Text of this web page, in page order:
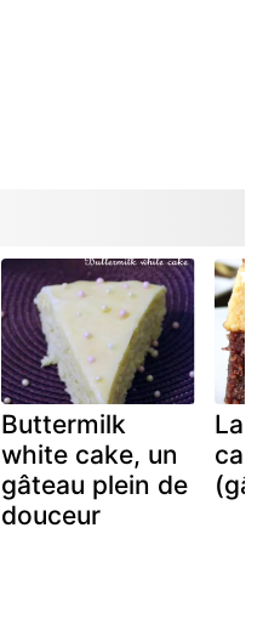
Buttermilk
white cake, un
gâteau plein de
douceur
La